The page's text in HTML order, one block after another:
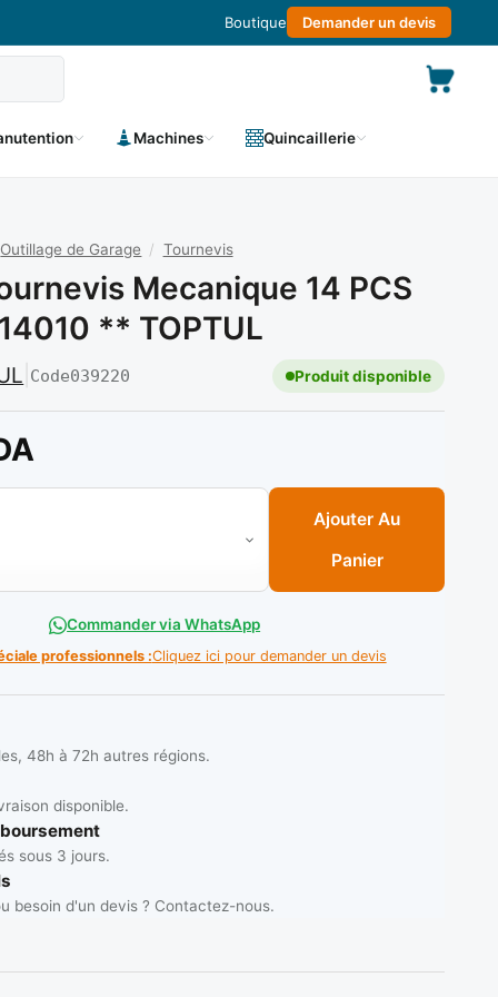
Boutique Demander un devis
Machines Quincaillerie
Outillage de Garage / Tournevis
Mecanique 14 PCS
** TOPTUL
Code039220 Produit disponible
tournevis mecanique 14 PCS Réf: GZC14010 ** TOPTUL
Ajouter Au
Panier
Commander via WhatsApp
professionnels :Cliquez ici pour demander un devis
48h à 72h autres régions.
disponible.
sous 3 jours.
besoin d'un devis ? Contactez-nous.